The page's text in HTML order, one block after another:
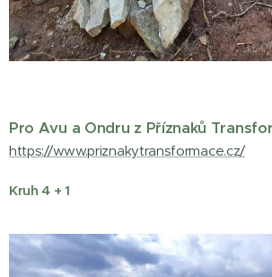
Pro Avu a Ondru z Příznaků
https://www.priznakytransformace.cz/
Kruh 4 + 1